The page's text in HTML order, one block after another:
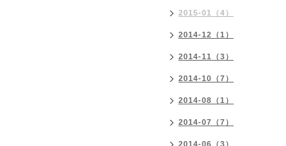
2015-01（4）
2014-12（1）
2014-11（3）
2014-10（7）
2014-08（1）
2014-07（7）
2014-06（3）